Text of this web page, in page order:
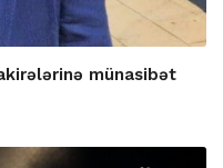
münasibət